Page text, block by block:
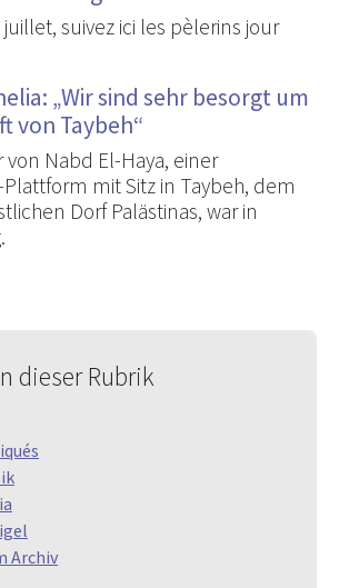
juillet, suivez ici les pèlerins jour
„Wir sind sehr besorgt um
von Taybeh“
von Nabd El-Haya, einer
mit Sitz in Taybeh, dem
Dorf Palästinas, war in
dieser Rubrik
Archiv